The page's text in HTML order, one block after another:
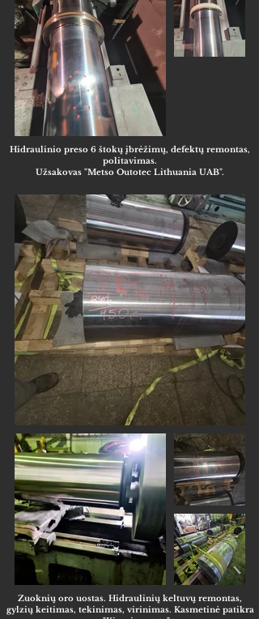
Hidraulinio preso 6 štokų įbrėžimų, defektų remontas,
politavimas.
Užsakovas "Metso Outotec Lithuania UAB".
Zuoknių oro uostas. Hidraulinių keltuvų remontas,
gylzių keitimas, tekinimas, virinimas. Kasmetinė patikra